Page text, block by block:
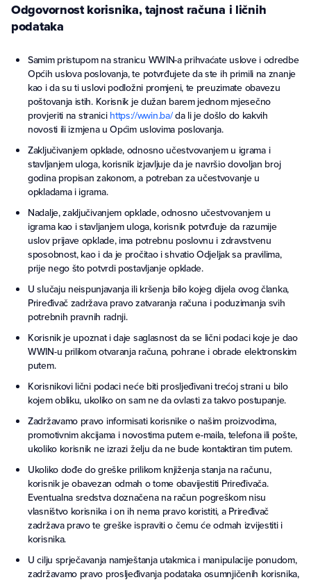
Odgovornost korisnika, tajnost računa i ličnih
podataka
Samim pristupom na stranicu WWIN-a prihvaćate uslove i odredbe
Općih uslova poslovanja, te potvrđujete da ste ih primili na znanje
kao i da su ti uslovi podložni promjeni, te preuzimate obavezu
poštovanja istih. Korisnik je dužan barem jednom mjesečno
provjeriti na stranici https://wwin.ba/da li je došlo do kakvih
novosti ili izmjena u Općim uslovima poslovanja.
Zaključivanjem opklade, odnosno učestvovanjem u igrama i
stavljanjem uloga, korisnik izjavljuje da je navršio dovoljan broj
godina propisan zakonom, a potreban za učestvovanje u
opkladama i igrama.
Nadalje, zaključivanjem opklade, odnosno učestvovanjem u
igrama kao i stavljanjem uloga, korisnik potvrđuje da razumije
uslov prijave opklade, ima potrebnu poslovnu i zdravstvenu
sposobnost, kao i da je pročitao i shvatio Odjeljak sa pravilima,
prije nego što potvrdi postavljanje opklade.
U slučaju neispunjavanja ili kršenja bilo kojeg dijela ovog članka,
Priređivač zadržava pravo zatvaranja računa i poduzimanja svih
potrebnih pravnih radnji.
Korisnik je upoznat i daje saglasnost da se lični podaci koje je dao
WWIN-u prilikom otvaranja računa, pohrane i obrade elektronskim
putem.
Korisnikovi lični podaci neće biti prosljeđivani trećoj strani u bilo
kojem obliku, ukoliko on sam ne da ovlasti za takvo postupanje.
Zadržavamo pravo informisati korisnike o našim proizvodima,
promotivnim akcijama i novostima putem e-maila, telefona ili pošte,
ukoliko korisnik ne izrazi želju da ne bude kontaktiran tim putem.
Ukoliko dođe do greške prilikom knjiženja stanja na računu,
korisnik je obavezan odmah o tome obavijestiti Priređivača.
Eventualna sredstva doznačena na račun pogreškom nisu
vlasništvo korisnika i on ih nema pravo koristiti, a Priređivač
zadržava pravo te greške ispraviti o čemu će odmah izvijestiti i
korisnika.
U cilju sprječavanja namještanja utakmica i manipulacije ponudom,
zadržavamo pravo prosljeđivanja podataka osumnjičenih korisnika,